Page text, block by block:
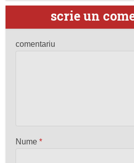
scrie un
comentariu
Nume*